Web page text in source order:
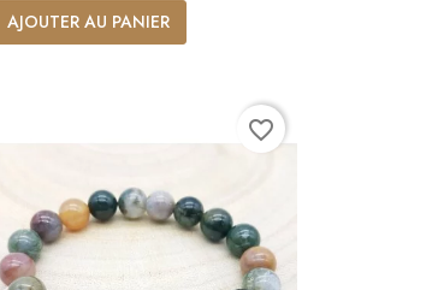
AJOUTER AU PANIER
favorite_border